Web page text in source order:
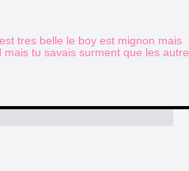
tres belle le boy est mignon mais
tu savais surment que les autre